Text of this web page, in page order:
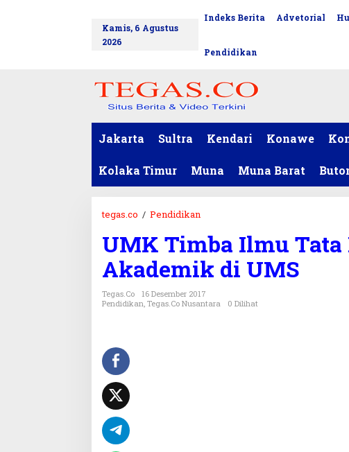
Kamis, 6 Agustus
2026
Indeks Berita Advetorial
Pendidikan
Jakarta Sultra Kendari Konawe
Kolaka Timur Muna Muna Barat
tegas.co / Pendidikan
K
T
b
UMK Timba Ilmu
Akademik di UMS
Tegas.co
16 Desember 2017
Pendidikan, Tegas.co Nusantara 0 Dilihat